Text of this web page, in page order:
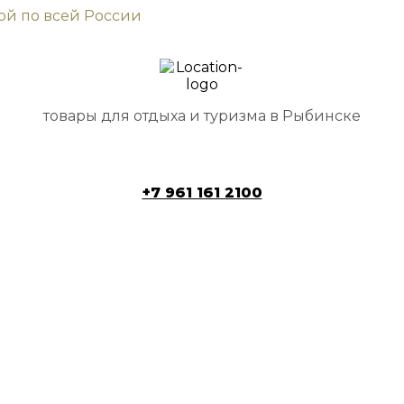
по всей России
товары для отдыха и туризма в Рыбинске
+7 961 161 2100